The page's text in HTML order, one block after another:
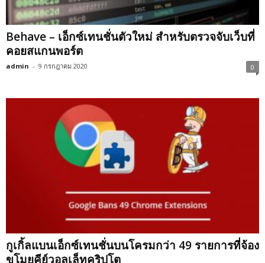
Behave – เอ็กซ์เทนชั่นตัวใหม่ สำหรับตรวจจับเว็บที่
คอยสแกนพอร์ต
admin - 9 กรกฎาคม 2020 0
กูเกิ้ลแบนเอ็กซ์เทนชั่นบนโครมกว่า 49 รายการที่จ้อง
ขโมยคีย์วอลเล็ทคริปโต